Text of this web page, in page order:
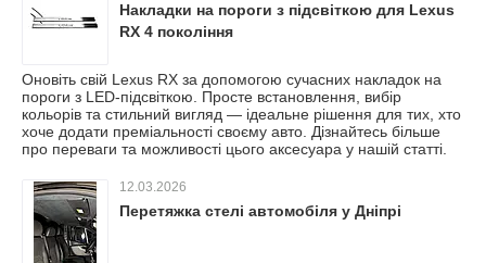
Накладки на пороги з підсвіткою для Lexus
RX 4 покоління
Оновіть свій Lexus RX за допомогою сучасних накладок на
пороги з LED-підсвіткою. Просте встановлення, вибір
кольорів та стильний вигляд — ідеальне рішення для тих, хто
хоче додати преміальності своєму авто. Дізнайтесь більше
про переваги та можливості цього аксесуара у нашій статті.
12.03.2026
Перетяжка стелі автомобіля у Дніпрі